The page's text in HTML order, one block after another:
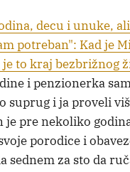
decu i unuke,
potreban": Kad je
to kraj bezbrižnog
i penzionerka
suprug i ja proveli
je pre nekoliko
porodice i
sednem za sto da